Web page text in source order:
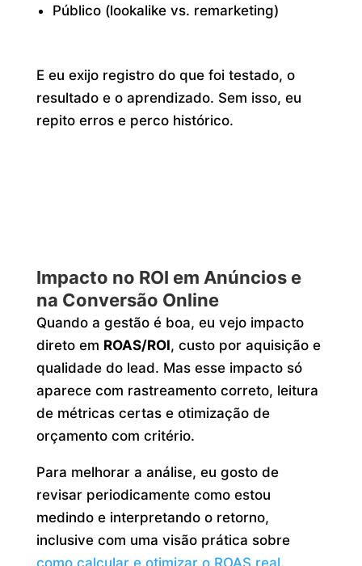
Público (lookalike vs. remarketing)
E eu exijo registro do que foi testado, o
resultado e o aprendizado. Sem isso, eu
repito erros e perco histórico.
Impacto no ROI em Anúncios e
na Conversão Online
Quando a gestão é boa, eu vejo impacto
direto em ROAS/ROI, custo por aquisição e
qualidade do lead. Mas esse impacto só
aparece com rastreamento correto, leitura
de métricas certas e otimização de
orçamento com critério.
Para melhorar a análise, eu gosto de
revisar periodicamente como estou
medindo e interpretando o retorno,
inclusive com uma visão prática sobre